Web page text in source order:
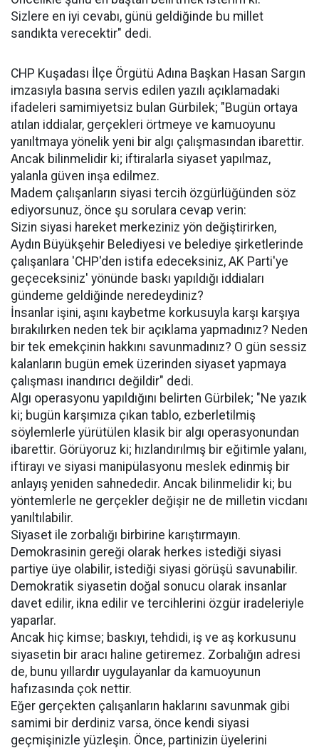
Sizlere en iyi cevabı, günü geldiğinde bu millet
sandıkta verecektir" dedi.
CHP Kuşadası İlçe Örgütü Adına Başkan Hasan Sargın
imzasıyla basına servis edilen yazılı açıklamadaki
ifadeleri samimiyetsiz bulan Gürbilek; "Bugün ortaya
atılan iddialar, gerçekleri örtmeye ve kamuoyunu
yanıltmaya yönelik yeni bir algı çalışmasından ibarettir.
Ancak bilinmelidir ki; iftiralarla siyaset yapılmaz,
yalanla güven inşa edilmez.
Madem çalışanların siyasi tercih özgürlüğünden söz
ediyorsunuz, önce şu sorulara cevap verin:
Sizin siyasi hareket merkeziniz yön değiştirirken,
Aydın Büyükşehir Belediyesi ve belediye şirketlerinde
çalışanlara 'CHP'den istifa edeceksiniz, AK Parti'ye
geçeceksiniz' yönünde baskı yapıldığı iddiaları
gündeme geldiğinde neredeydiniz?
İnsanlar işini, aşını kaybetme korkusuyla karşı karşıya
bırakılırken neden tek bir açıklama yapmadınız? Neden
bir tek emekçinin hakkını savunmadınız? O gün sessiz
kalanların bugün emek üzerinden siyaset yapmaya
çalışması inandırıcı değildir" dedi.
Algı operasyonu yapıldığını belirten Gürbilek; "Ne yazık
ki; bugün karşımıza çıkan tablo, ezberletilmiş
söylemlerle yürütülen klasik bir algı operasyonundan
ibarettir. Görüyoruz ki; hızlandırılmış bir eğitimle yalanı,
iftirayı ve siyasi manipülasyonu meslek edinmiş bir
anlayış yeniden sahnededir. Ancak bilinmelidir ki; bu
yöntemlerle ne gerçekler değişir ne de milletin vicdanı
yanıltılabilir.
Siyaset ile zorbalığı birbirine karıştırmayın.
Demokrasinin gereği olarak herkes istediği siyasi
partiye üye olabilir, istediği siyasi görüşü savunabilir.
Demokratik siyasetin doğal sonucu olarak insanlar
davet edilir, ikna edilir ve tercihlerini özgür iradeleriyle
yaparlar.
Ancak hiç kimse; baskıyı, tehdidi, iş ve aş korkusunu
siyasetin bir aracı haline getiremez. Zorbalığın adresi
de, bunu yıllardır uygulayanlar da kamuoyunun
hafızasında çok nettir.
Eğer gerçekten çalışanların haklarını savunmak gibi
samimi bir derdiniz varsa, önce kendi siyasi
geçmişinizle yüzleşin. Önce, partinizin üyelerini